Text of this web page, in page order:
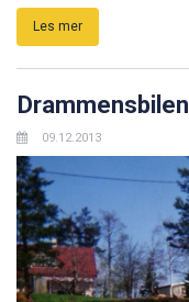
Les mer
Drammensbilen
09.12.2013